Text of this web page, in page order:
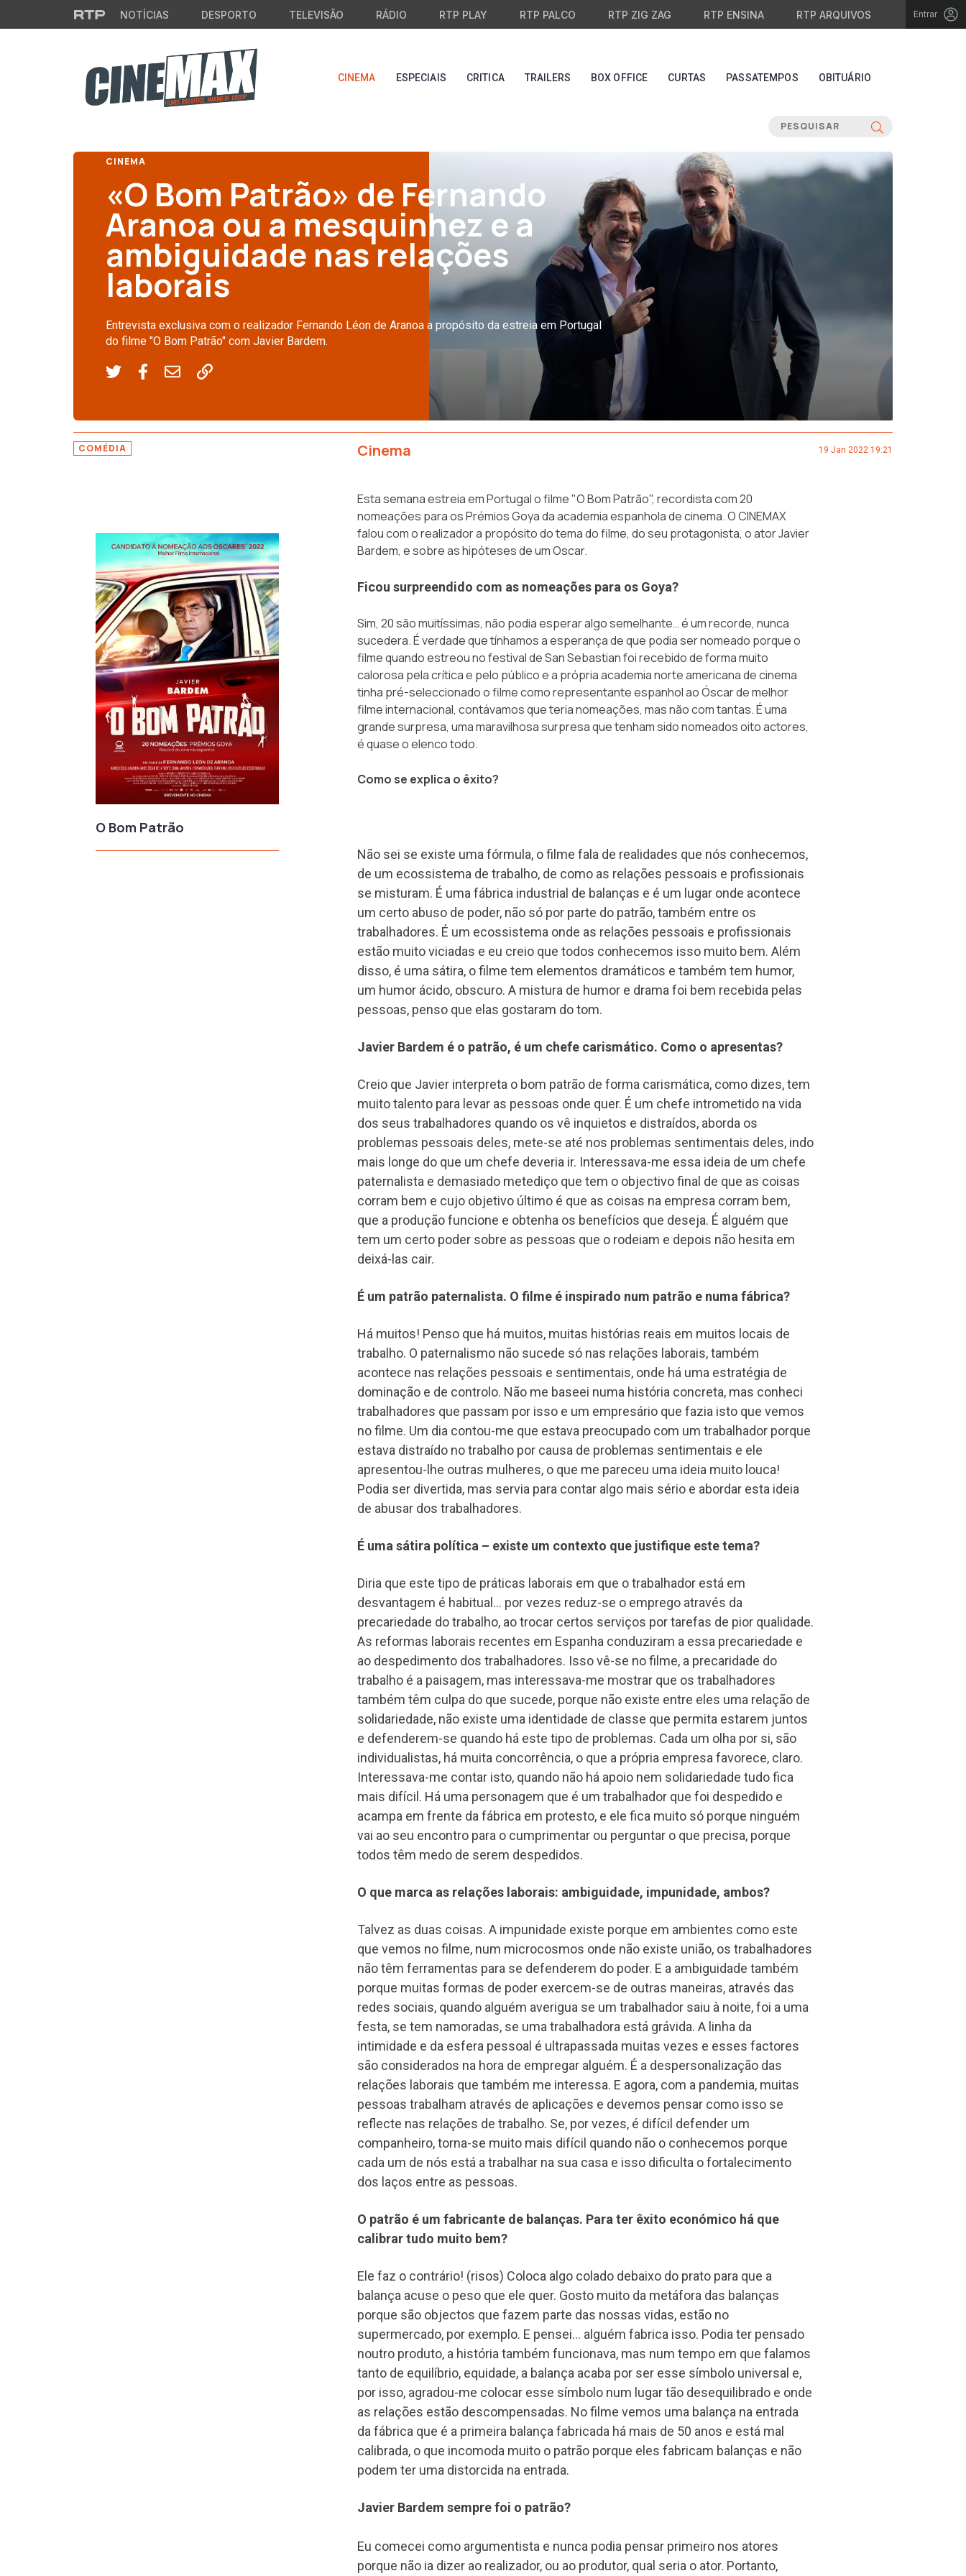
Saltar para o conteúdo principal
NOTÍCIAS DESPORTO TELEVISÃO RÁDIO RTP PLAY RTP PALCO RTP ZIG ZAG RTP ENSINA RTP ARQUIVOS Entrar
CINEMA ESPECIAIS CRITICA TRAILERS BOX OFFICE CURTAS PASSATEMPOS OBITUÁRIO
CINEMA
«O Bom Patrão» de Fernando
Aranoa ou a mesquinhez e a
ambiguidade nas relações
laborais
Entrevista exclusiva com o realizador Fernando Léon de Aranoa a propósito da estreia em Portugal
do filme "O Bom Patrão" com Javier Bardem.
COMÉDIA Cinema 19 Jan 2022 19:21
O Bom Patrão
Esta semana estreia em Portugal o filme "O Bom Patrão", recordista com 20
nomeações para os Prémios Goya da academia espanhola de cinema. O CINEMAX
falou com o realizador a propósito do tema do filme, do seu protagonista, o ator Javier
Bardem, e sobre as hipóteses de um Oscar.
Ficou surpreendido com as nomeações para os Goya?
Sim, 20 são muitíssimas, não podia esperar algo semelhante… é um recorde, nunca
sucedera. É verdade que tínhamos a esperança de que podia ser nomeado porque o
filme quando estreou no festival de San Sebastian foi recebido de forma muito
calorosa pela crítica e pelo público e a própria academia norte americana de cinema
tinha pré-seleccionado o filme como representante espanhol ao Óscar de melhor
filme internacional, contávamos que teria nomeações, mas não com tantas. É uma
grande surpresa, uma maravilhosa surpresa que tenham sido nomeados oito actores,
é quase o elenco todo.
Como se explica o êxito?
Não sei se existe uma fórmula, o filme fala de realidades que nós conhecemos,
de um ecossistema de trabalho, de como as relações pessoais e profissionais
se misturam. É uma fábrica industrial de balanças e é um lugar onde acontece
um certo abuso de poder, não só por parte do patrão, também entre os
trabalhadores. É um ecossistema onde as relações pessoais e profissionais
estão muito viciadas e eu creio que todos conhecemos isso muito bem. Além
disso, é uma sátira, o filme tem elementos dramáticos e também tem humor,
um humor ácido, obscuro. A mistura de humor e drama foi bem recebida pelas
pessoas, penso que elas gostaram do tom.
Javier Bardem é o patrão, é um chefe carismático. Como o apresentas?
Creio que Javier interpreta o bom patrão de forma carismática, como dizes, tem
muito talento para levar as pessoas onde quer. É um chefe intrometido na vida
dos seus trabalhadores quando os vê inquietos e distraídos, aborda os
problemas pessoais deles, mete-se até nos problemas sentimentais deles, indo
mais longe do que um chefe deveria ir. Interessava-me essa ideia de um chefe
paternalista e demasiado metediço que tem o objectivo final de que as coisas
corram bem e cujo objetivo último é que as coisas na empresa corram bem,
que a produção funcione e obtenha os benefícios que deseja. É alguém que
tem um certo poder sobre as pessoas que o rodeiam e depois não hesita em
deixá-las cair.
É um patrão paternalista. O filme é inspirado num patrão e numa fábrica?
Há muitos! Penso que há muitos, muitas histórias reais em muitos locais de
trabalho. O paternalismo não sucede só nas relações laborais, também
acontece nas relações pessoais e sentimentais, onde há uma estratégia de
dominação e de controlo. Não me baseei numa história concreta, mas conheci
trabalhadores que passam por isso e um empresário que fazia isto que vemos
no filme. Um dia contou-me que estava preocupado com um trabalhador porque
estava distraído no trabalho por causa de problemas sentimentais e ele
apresentou-lhe outras mulheres, o que me pareceu uma ideia muito louca!
Podia ser divertida, mas servia para contar algo mais sério e abordar esta ideia
de abusar dos trabalhadores.
É uma sátira política – existe um contexto que justifique este tema?
Diria que este tipo de práticas laborais em que o trabalhador está em
desvantagem é habitual… por vezes reduz-se o emprego através da
precariedade do trabalho, ao trocar certos serviços por tarefas de pior qualidade.
As reformas laborais recentes em Espanha conduziram a essa precariedade e
ao despedimento dos trabalhadores. Isso vê-se no filme, a precaridade do
trabalho é a paisagem, mas interessava-me mostrar que os trabalhadores
também têm culpa do que sucede, porque não existe entre eles uma relação de
solidariedade, não existe uma identidade de classe que permita estarem juntos
e defenderem-se quando há este tipo de problemas. Cada um olha por si, são
individualistas, há muita concorrência, o que a própria empresa favorece, claro.
Interessava-me contar isto, quando não há apoio nem solidariedade tudo fica
mais difícil. Há uma personagem que é um trabalhador que foi despedido e
acampa em frente da fábrica em protesto, e ele fica muito só porque ninguém
vai ao seu encontro para o cumprimentar ou perguntar o que precisa, porque
todos têm medo de serem despedidos.
O que marca as relações laborais: ambiguidade, impunidade, ambos?
Talvez as duas coisas. A impunidade existe porque em ambientes como este
que vemos no filme, num microcosmos onde não existe união, os trabalhadores
não têm ferramentas para se defenderem do poder. E a ambiguidade também
porque muitas formas de poder exercem-se de outras maneiras, através das
redes sociais, quando alguém averigua se um trabalhador saiu à noite, foi a uma
festa, se tem namoradas, se uma trabalhadora está grávida. A linha da
intimidade e da esfera pessoal é ultrapassada muitas vezes e esses factores
são considerados na hora de empregar alguém. É a despersonalização das
relações laborais que também me interessa. E agora, com a pandemia, muitas
pessoas trabalham através de aplicações e devemos pensar como isso se
reflecte nas relações de trabalho. Se, por vezes, é difícil defender um
companheiro, torna-se muito mais difícil quando não o conhecemos porque
cada um de nós está a trabalhar na sua casa e isso dificulta o fortalecimento
dos laços entre as pessoas.
O patrão é um fabricante de balanças. Para ter êxito económico há que
calibrar tudo muito bem?
Ele faz o contrário! (risos) Coloca algo colado debaixo do prato para que a
balança acuse o peso que ele quer. Gosto muito da metáfora das balanças
porque são objectos que fazem parte das nossas vidas, estão no
supermercado, por exemplo. E pensei… alguém fabrica isso. Podia ter pensado
noutro produto, a história também funcionava, mas num tempo em que falamos
tanto de equilíbrio, equidade, a balança acaba por ser esse símbolo universal e,
por isso, agradou-me colocar esse símbolo num lugar tão desequilibrado e onde
as relações estão descompensadas. No filme vemos uma balança na entrada
da fábrica que é a primeira balança fabricada há mais de 50 anos e está mal
calibrada, o que incomoda muito o patrão porque eles fabricam balanças e não
podem ter uma distorcida na entrada.
Javier Bardem sempre foi o patrão?
Eu comecei como argumentista e nunca podia pensar primeiro nos atores
porque não ia dizer ao realizador, ou ao produtor, qual seria o ator. Portanto,